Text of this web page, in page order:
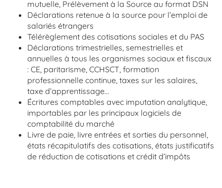
mutuelle, Prélèvement à la Source au format DSN
Déclarations retenue à la source pour l’emploi de
salariés étrangers
Télérèglement des cotisations sociales et du PAS
Déclarations trimestrielles, semestrielles et
annuelles à tous les organismes sociaux et fiscaux
: CE, paritarisme, CCHSCT, formation
professionnelle continue, taxes sur les salaires,
taxe d’apprentissage…
Écritures comptables avec imputation analytique,
importables par les principaux logiciels de
comptabilité du marché
Livre de paie, livre entrées et sorties du personnel,
états récapitulatifs des cotisations, états justificatifs
de réduction de cotisations et crédit d’impôts